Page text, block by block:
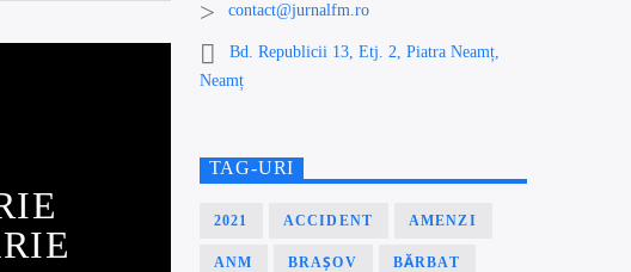
contact@jurnalfm.ro
Bd. Republicii 13, Etj. 2, Piatra Neamț,
Neamț
TAG-URI
2021 ACCIDENT AMENZI
ANM BRAȘOV BĂRBAT